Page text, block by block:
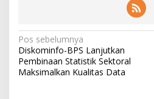
N
a
v
Pos sebelumnya
Diskominfo-BPS Lanjutkan
Pembinaan Statistik Sektoral
Maksimalkan Kualitas Data